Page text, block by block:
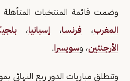
وضمت قائمة المنتخبات المتأهلة
المغرب، فرنسا، إسبانيا،
الأرجنتين، وسويسرا.
وتنطلق مباريات الدور ربع النهائي